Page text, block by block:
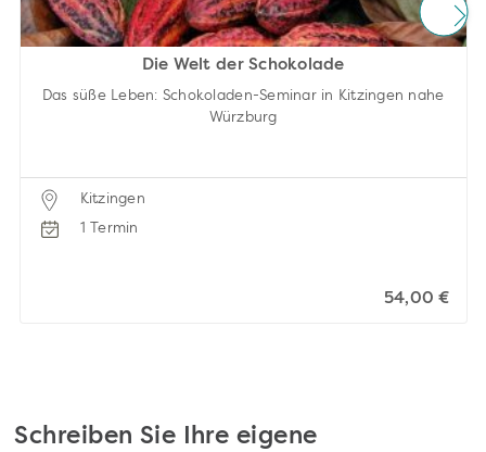
Die Welt der Schokolade
Das süße Leben: Schokoladen-Seminar in Kitzingen nahe
Würzburg
Kitzingen
1 Termin
54,00 €
Schreiben Sie Ihre eigene